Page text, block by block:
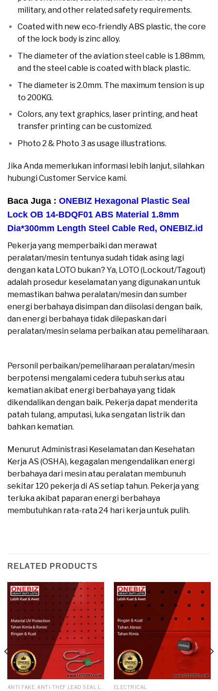
military, and other related safety requirements.
Coated with new eco-friendly ABS plastic, the core
of the lock body is zinc alloy.
The diameter of the aviation steel cable is 1.88mm,
and the steel cable is coated with black plastic.
The diameter is 2.0mm. The maximum tension is up
to 200KG.
Colors, any text graphics, laser printing, and heat
transfer printing can be customized.
Photo 2 & Photo 3 as usage illustrations.
Jika Anda memerlukan informasi lebih lanjut, silahkan
hubungi Customer Service kami.
Baca Juga : ONEBIZ Hexagonal Plastic Seal
Lock OB 14-BDQF01 ABS Material 1.8mm
Dia*300mm Length Steel Cable Red , ONEBIZ.id
Pekerja yang memperbaiki dan merawat
peralatan/mesin tentunya sudah tidak asing lagi
dengan kata LOTO bukan? Ya, LOTO (Lockout/Tagout)
adalah prosedur keselamatan yang digunakan untuk
memastikan bahwa peralatan/mesin dan sumber
energi berbahaya disimpan dan diisolasi dengan baik,
dan energi berbahaya tidak dilepaskan dari
peralatan/mesin selama perbaikan atau pemeliharaan.
Personil perbaikan/pemeliharaan peralatan/mesin
berpotensi mengalami cedera tubuh serius atau
kematian akibat energi berbahaya yang tidak
dikendalikan dengan baik. Pekerja dapat menderita
patah tulang, amputasi, luka sengatan listrik dan
bahkan kematian.
Menurut Administrasi Keselamatan dan Kesehatan
Kerja AS (OSHA), kegagalan mengendalikan energi
berbahaya dari mesin atau peralatan membunuh
sekitar 120 pekerja di AS setiap tahun. Pekerja yang
terluka akibat paparan energi berbahaya
membutuhkan rata-rata 24 hari kerja untuk pulih.
RELATED PRODUCTS
ANTI FAKE, ANTI-THEF LEAD SEAL LOCK ELECTRICAL